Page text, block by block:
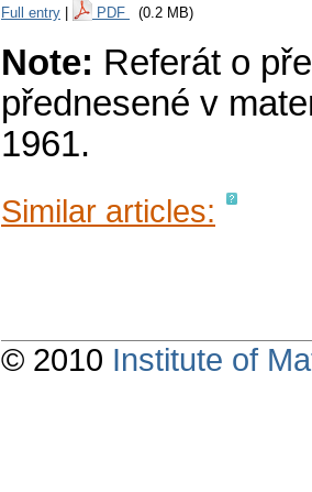
Full entry PDF (0.2 MB)
Note: Referát o
přednesené v
1961.
Similar articles:
© 2010 Institute of